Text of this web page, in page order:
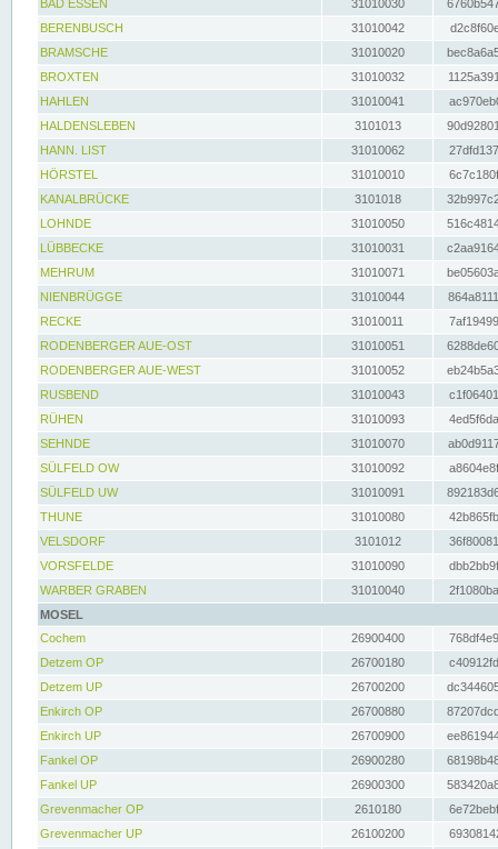
BAD ESSEN
31010030
BERENBUSCH
31010042
BRAMSCHE
31010020
BROXTEN
31010032
HAHLEN
31010041
HALDENSLEBEN
3101013
HANN. LIST
31010062
HÖRSTEL
31010010
KANALBRÜCKE
3101018
LOHNDE
31010050
LÜBBECKE
31010031
MEHRUM
31010071
NIENBRÜGGE
31010044
RECKE
31010011
RODENBERGER AUE-OST
31010051
RODENBERGER AUE-WEST
31010052
RUSBEND
31010043
RÜHEN
31010093
SEHNDE
31010070
SÜLFELD OW
31010092
SÜLFELD UW
31010091
THUNE
31010080
VELSDORF
3101012
VORSFELDE
31010090
WARBER GRABEN
31010040
MOSEL
Cochem
26900400
Detzem OP
26700180
Detzem UP
26700200
Enkirch OP
26700880
Enkirch UP
26700900
Fankel OP
26900280
Fankel UP
26900300
Grevenmacher OP
2610180
Grevenmacher UP
26100200